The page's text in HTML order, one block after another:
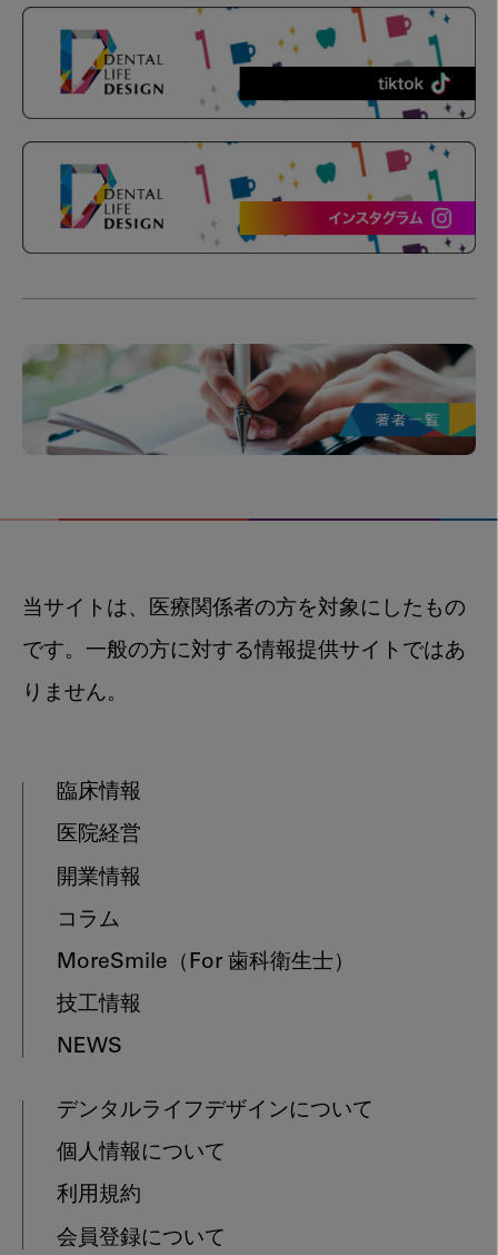
当サイトは、医療関係者の方を対象にしたもの
です。一般の方に対する情報提供サイトではあ
りません。
臨床情報
医院経営
開業情報
コラム
MoreSmile （For 歯科衛生士）
技工情報
NEWS
デンタルライフデザインについて
個人情報について
利用規約
会員登録について